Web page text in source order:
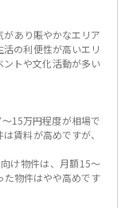
あり賑やかなエリア
の利便性が高いエリ
ントや文化活動が多い
15万円程度が相場で
賃料が高めですが、
け物件は、月額15〜
た物件はやや高めです